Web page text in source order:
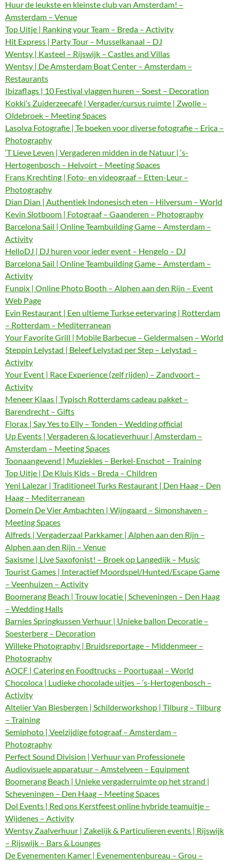
Huur de leukste en kleinste club van Amsterdam! –
Amsterdam – Venue
Top Uitje | Ranking your Team – Breda – Activity
Hit Express | Party Tour – Musselkanaal – DJ
Wentsy | Kasteel – Rijswijk – Castles and Villas
Wentsy | De Amsterdam Boat Center – Amsterdam –
Restaurants
Ibizaflags | 10 Festival vlaggen huren – Soest – Decoration
Kokki’s Zuiderzeecafé | Vergader/cursus ruimte | Zwolle –
Oldebroek – Meeting Spaces
Lasolva Fotografie | Te boeken voor diverse fotografie – Erica –
Photography
‘T Lieve Leven | Vergaderen midden in de Natuur | ‘s-
Hertogenbosch – Helvoirt – Meeting Spaces
Frans Krechting | Foto- en videograaf – Etten-Leur –
Photography
Dian Dian | Authentiek Indonesisch eten – Hilversum – World
Kevin Slotboom | Fotograaf – Gaanderen – Photography
Barcelona Sail | Online Teambuilding Game – Amsterdam –
Activity
HelloDJ | DJ huren voor ieder event – Hengelo – DJ
Barcelona Sail | Online Teambuilding Game – Amsterdam –
Activity
Funpix | Online Photo Booth – Alphen aan den Rijn – Event
Web Page
Evin Restaurant | Een ultieme Turkse eetervaring | Rotterdam
– Rotterdam – Mediterranean
Your Favorite Grill | Mobile Barbecue – Geldermalsen – World
Steppin Lelystad | Beleef Lelystad per Step – Lelystad –
Activity
Your Event | Race Experience (zelf rijden) – Zandvoort –
Activity
Meneer Klaas | Typisch Rotterdams cadeau pakket –
Barendrecht – Gifts
Florax | Say Yes to Elly – Tonden – Wedding official
Up Events | Vergaderen & locatieverhuur | Amsterdam –
Amsterdam – Meeting Spaces
Toonaangevend | Muziekles – Berkel-Enschot – Training
Top Uitje | De Kluis Kids – Breda – Children
Yeni Lalezar | Traditioneel Turks Restaurant | Den Haag – Den
Haag – Mediterranean
Domein De Vier Ambachten | Wijngaard – Simonshaven –
Meeting Spaces
Alfreds | Vergaderzaal Parkkamer | Alphen aan den Rijn –
Alphen aan den Rijn – Venue
Saxisme | Live Saxofonist! – Broek op Langedijk – Music
Tourist Games | Interactief Moordspel/Hunted/Escape Game
– Veenhuizen – Activity
Boomerang Beach | Trouw locatie | Scheveningen – Den Haag
– Wedding Halls
Barnies Springkussen Verhuur | Unieke ballon Decoratie –
Soesterberg – Decoration
Willeke Photography | Bruidsreportage – Middenmeer –
Photography
AOCF | Catering en Foodtrucks – Poortugaal – World
Chocoloca | Ludieke chocolade uitjes – ‘s-Hertogenbosch –
Activity
Altelier Van Biesbergen | Schilderworkshop | Tilburg – Tilburg
– Training
Semiphoto | Veelzijdige fotograaf – Amsterdam –
Photography
Perfect Sound Division | Verhuur van Professionele
Audiovisuele apparatuur – Amstelveen – Equipment
Boomerang Beach | Unieke vergaderruimte op het strand |
Scheveningen – Den Haag – Meeting Spaces
Dol Events | Red ons Kerstfeest online hybride teamuitje –
Wijdenes – Activity
Wentsy Zaalverhuur | Zakelijk & Particulieren events | Rijswijk
– Rijswijk – Bars & Lounges
De Evenementen Kamer | Evenementenbureau – Grou –